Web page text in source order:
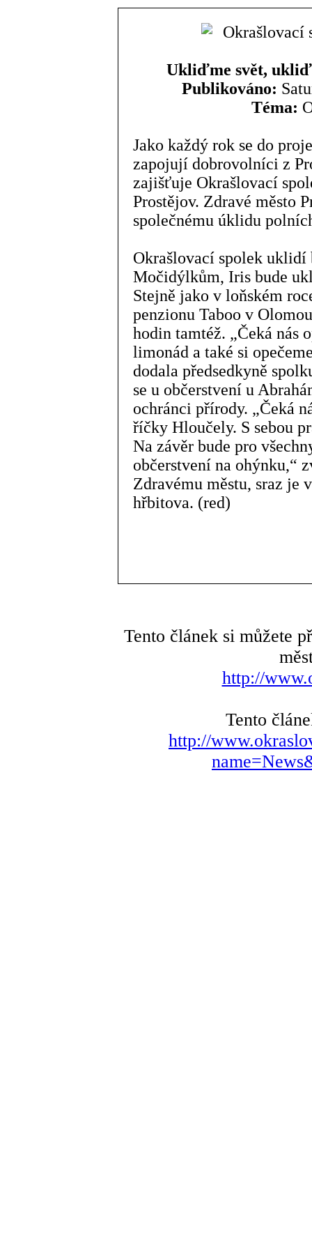
Ukliďme svět,
Publikováno:
Téma:
Jako každý rok se do
zapojují dobrovolníci z
zajišťuje Okrašlovací
Prostějov. Zdravé město
společnému úklidu
Okrašlovací spolek
Močidýlkům, Iris bude
Stejně jako v loňském
penzionu Taboo v
hodin tamtéž. „Čeká nás
limonád a také si
dodala předsedkyně
se u občerstvení u
ochránci přírody. „Čeká
říčky Hloučely. S sebou
Na závěr bude pro
občerstvení na ohýnku,“
Zdravému městu, sraz je
hřbitova. (red)
Tento článek si můžete
http://
Tento
http://